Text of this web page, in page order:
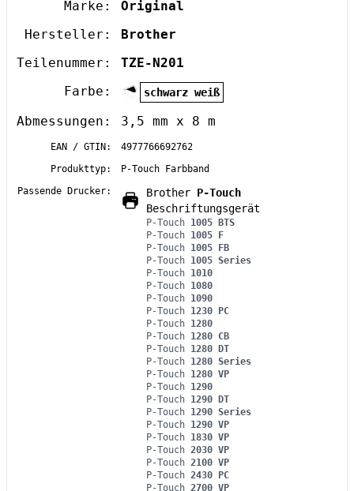
Marke:
Original
Hersteller:
Brother
Teilenummer:
TZE-N201
Farbe:
schwarz weiß
Abmessungen: 3,5 mm x 8 m
EAN / GTIN:
4977766692762
Produkttyp:
P-Touch Farbband
Passende Drucker:
Brother P-Touch
Beschriftungsgerät
P-Touch 1005 BTS
P-Touch 1005 F
P-Touch 1005 FB
P-Touch 1005 Series
P-Touch 1010
P-Touch 1080
P-Touch 1090
P-Touch 1230 PC
P-Touch 1280
P-Touch 1280 CB
P-Touch 1280 DT
P-Touch 1280 Series
P-Touch 1280 VP
P-Touch 1290
P-Touch 1290 DT
P-Touch 1290 Series
P-Touch 1290 VP
P-Touch 1830 VP
P-Touch 2030 VP
P-Touch 2100 VP
P-Touch 2430 PC
P-Touch 2700 VP